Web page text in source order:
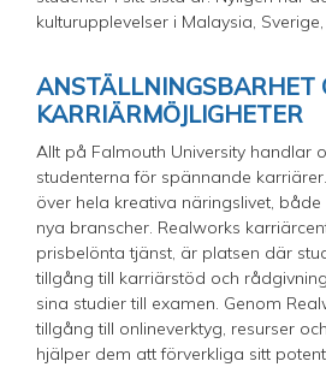
kulturupplevelser i Malaysia,
ANSTÄLLNINGSBARHET
KARRIÄRMÖJLIGHETER
Allt på Falmouth University handlar
studenterna för spännande
över hela kreativa näringslivet,
nya branscher. Realworks
prisbelönta tjänst, är platsen där
tillgång till karriärstöd och
sina studier till examen. Genom
tillgång till onlineverktyg, resurser
hjälper dem att förverkliga sitt